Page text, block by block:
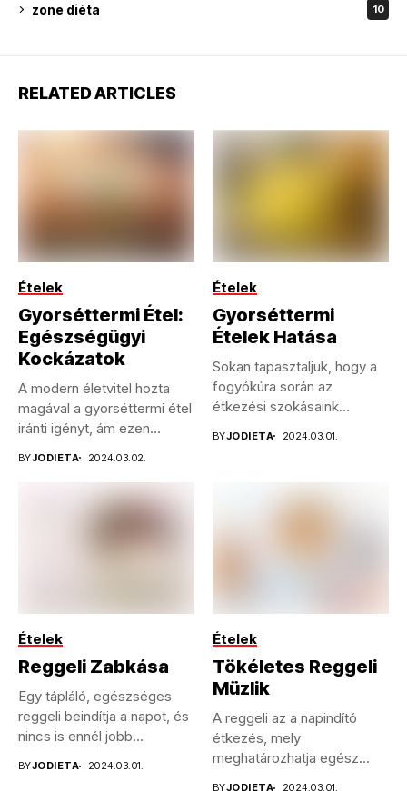
zone diéta 10
RELATED ARTICLES
Ételek
Gyorséttermi Étel:
Egészségügyi
Kockázatok
A modern életvitel hozta
magával a gyorséttermi étel
iránti igényt, ám ezen...
BYJODIETA 2024.03.02.
Ételek
Gyorséttermi
Ételek Hatása
Sokan tapasztaljuk, hogy a
fogyókúra során az
étkezési szokásaink
BYJODIETA 2024.03.01.
Ételek
Reggeli Zabkása
Egy tápláló, egészséges
reggeli beindítja a napot, és
nincs is ennél jobb...
BYJODIETA 2024.03.01.
Ételek
Tökéletes Reggeli
Müzlik
A reggeli az a napindító
étkezés, mely
meghatározhatja egész
BYJODIETA 2024.03.01.